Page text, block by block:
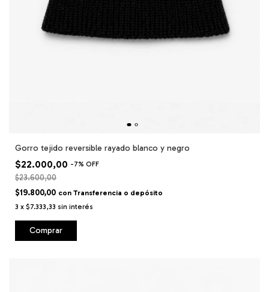
Gorro tejido reversible rayado blanco y negro
$22.000,00 -7% OFF
$23.600,00
$19.800,00 con Transferencia o depósito
3 x $7.333,33 sin interés